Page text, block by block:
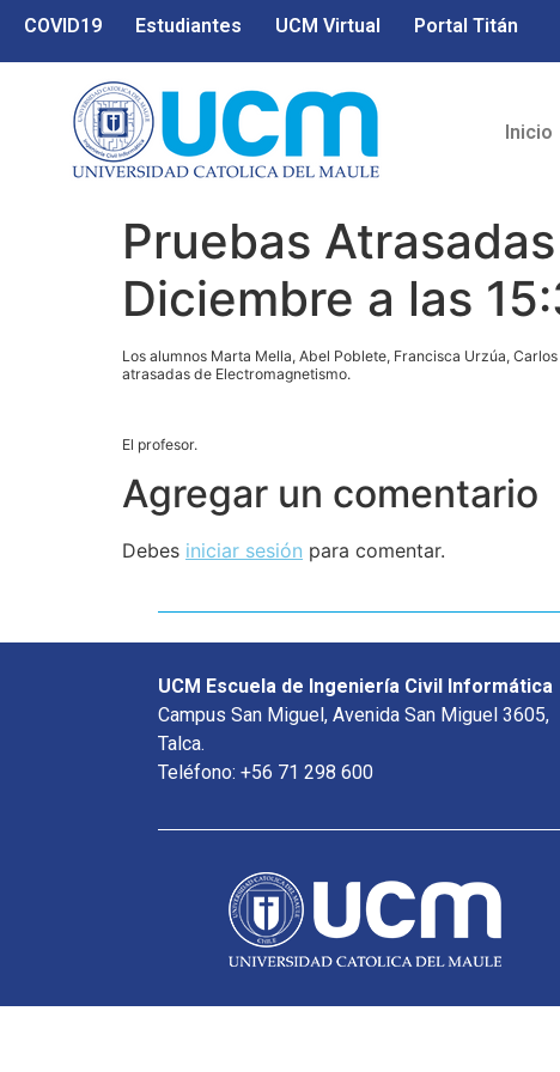
COVID19 Estudiantes UCM Virtual Portal Titán
Inicio
Pruebas
Diciembre a las
Los alumnos Marta Mella, Abel Poblete, Francisca Urzúa,
atrasadas de Electromagnetismo.
El profesor.
Agregar un comentario
Debes iniciar sesión para comentar.
UCM Escuela de Ingeniería Civil Informática
Campus San Miguel, Avenida San Miguel 3605,
Talca.
Teléfono: +56 71 298 600